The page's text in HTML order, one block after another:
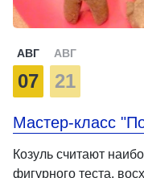
АВГ
07
АВГ
21
Мастер-класс
Козуль считают
фигурного теста,